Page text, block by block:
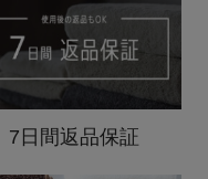
7日間返品保証